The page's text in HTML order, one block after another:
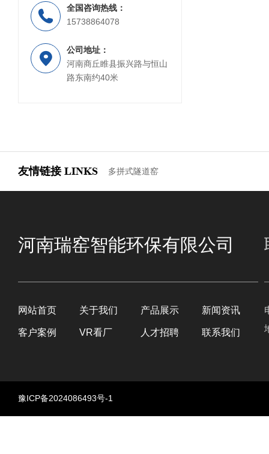
全国咨询热线：
15738864078
公司地址：
河南商丘睢县振兴路与恒山
路东南约40米
友情链接 LINKS 多拼式隧道窑
河南瑞窑智能环保有限公司
网站首页 关于我们 产品展示 新闻资讯
客户案例 VR看厂 人才招聘 联系我们
豫ICP备2024086493号-1